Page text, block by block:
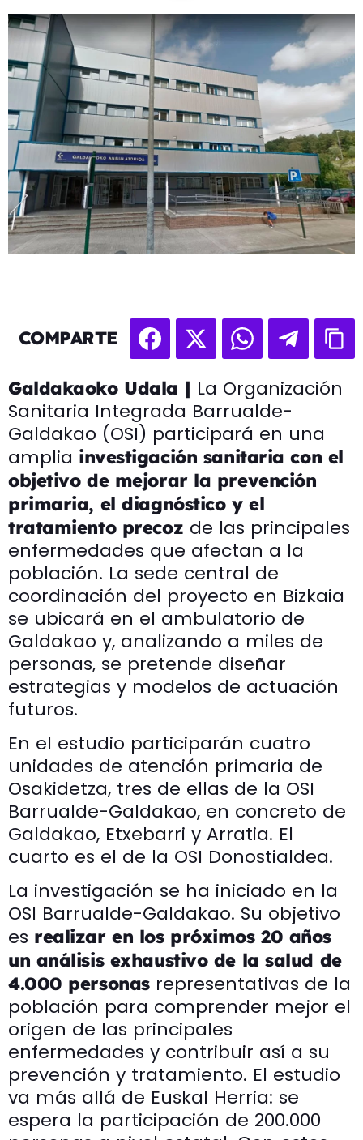
COMPARTE
Galdakaoko Udala | La Organización
Sanitaria Integrada Barrualde-
Galdakao (OSI) participará en una
amplia investigación sanitaria con el
objetivo de mejorar la prevención
primaria, el diagnóstico y el
tratamiento precoz de las principales
enfermedades que afectan a la
población. La sede central de
coordinación del proyecto en Bizkaia
se ubicará en el ambulatorio de
Galdakao y, analizando a miles de
personas, se pretende diseñar
estrategias y modelos de actuación
futuros.
En el estudio participarán cuatro
unidades de atención primaria de
Osakidetza, tres de ellas de la OSI
Barrualde-Galdakao, en concreto de
Galdakao, Etxebarri y Arratia. El
cuarto es el de la OSI Donostialdea.
La investigación se ha iniciado en la
OSI Barrualde-Galdakao. Su objetivo
es realizar en los próximos 20 años
un análisis exhaustivo de la salud de
4.000 personasrepresentativas de la
población para comprender mejor el
origen de las principales
enfermedades y contribuir así a su
prevención y tratamiento. El estudio
va más allá de Euskal Herria: se
espera la participación de 200.000